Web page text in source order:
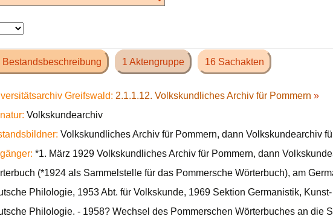
Bestandsbeschreibung 1 Aktengruppe 16 Sachakten
Greifswald: 2.1.1.12. Volkskundliches Archiv für Pommern »
Volkskundearchiv
Volkskundliches Archiv für Pommern, dann Volkskundearchiv
*1. März 1929 Volkskundliches Archiv für Pommern, dann
(*1924 als Sammelstelle für das Pommersche Wörterbuch), am
Philologie, 1953 Abt. für Volkskunde, 1969 Sektion Germanistik,
Philologie. - 1958? Wechsel des Pommerschen Wörterbuches an die